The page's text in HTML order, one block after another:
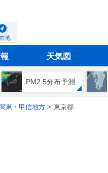
地
天気図
PM2.5分布予測
関東・甲信地方 東京都